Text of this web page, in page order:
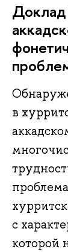
в
с
которой